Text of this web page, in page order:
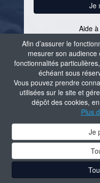
Afin d’assurer le
mesurer son
fonctionnalités
échéant sous
Vous pouvez prendre
utilisées sur le site et
dépôt des cookies,
Plus
Je
Je
Aide
Contacter